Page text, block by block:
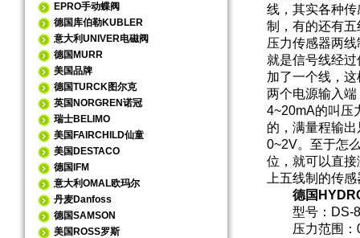
EPRO手动蝶阀
德国库伯勒KUBLER
意大利UNIVER电磁阀
德国MURR
美国品牌
德国TURCK图尔克
英国NORGREN诺冠
瑞士BELIMO
美国FAIRCHILD仙童
美国DESTACO
德国IFM
意大利OMAL欧玛尔
丹麦Danfoss
德国SAMSON
美国ROSS罗斯
线，其实各种
制，有的还有五
压力传感器两
就是信号线经
加了一个线，
两个电源输入
4~20mA的叫压
的，满量程输
0~2V。至于怎
位，就可以直
上五线制的传
德国
型号：DS-
压力范围：